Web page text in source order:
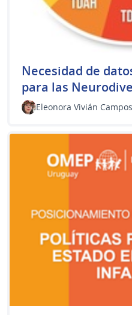
​Necesidad de
para las
Eleonora Vivián